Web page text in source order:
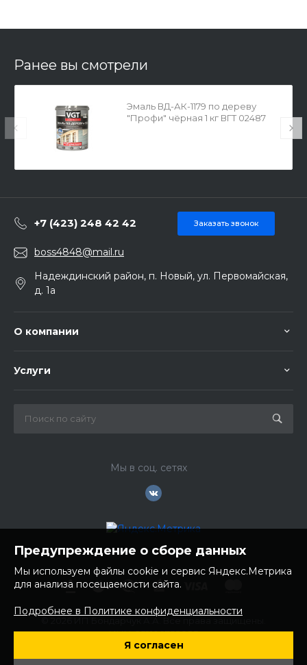
Ранее вы смотрели
Эмаль ВД-АК-1179 по дереву
"Профи" чёрная 1 кг ВГТ 02487
+7 (423) 248 42 42 Заказать звонок
boss4848@mail.ru
Надеждинский район, п. Новый, ул. Первомайская,
д. 1а
О компании
Услуги
Мы в соц. сетях
ИНН: 252100758085
ОГРНИП: 304250236200270
Юр. адрес: 692481 Приморский край, Надеждинский район,
Предупреждение о сборе данных
Мы используем файлы cookie и сервис Яндекс.Метрика
для анализа посещаемости сайта.
Подробнее в Политике конфиденциальности
Я согласен